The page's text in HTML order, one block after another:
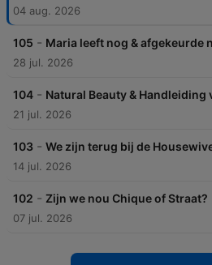
04 aug. 2026
105 - Maria leeft nog & afgekeurde
28 jul. 2026
104 - Natural Beauty & Handleiding
21 jul. 2026
103 - We zijn terug bij de
14 jul. 2026
102 - Zijn we nou Chique of Straat?
07 jul. 2026